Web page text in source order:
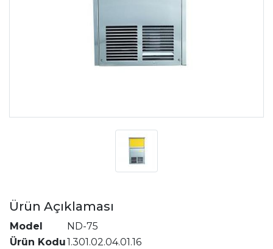
Ürün Açıklaması
Model
ND-75
Ürün Kodu1.301.02.04.01.16